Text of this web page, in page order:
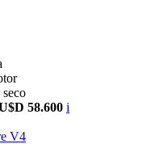
seco
58.600 i
V4